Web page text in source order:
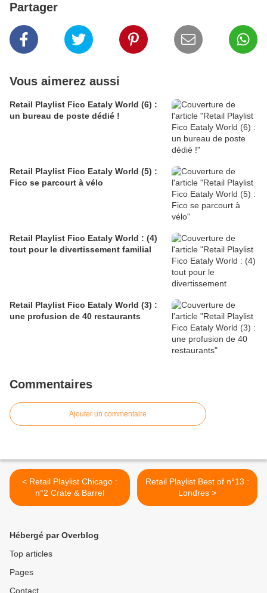
Partager
Vous aimerez aussi
Retail Playlist Fico Eataly World (6) :
un bureau de poste dédié !
Retail Playlist Fico Eataly World (5) :
Fico se parcourt à vélo
Retail Playlist Fico Eataly World : (4)
tout pour le divertissement familial
Retail Playlist Fico Eataly World (3) :
une profusion de 40 restaurants
Commentaires
Ajouter un commentaire
< Retail Playlist Chicago :
n°2 Crate & Barrel
Retail Playlist Best of n°13 :
Londres >
Hébergé par Overblog
Top articles
Pages
Contact